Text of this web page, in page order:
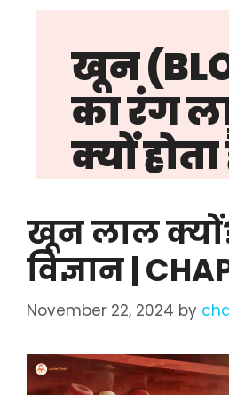
खून
का रंग
क्यों
खून लाल
विज्ञान |
November 22, 2024 by